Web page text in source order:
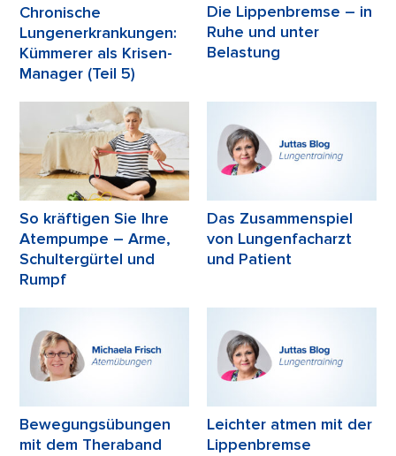
Chronische
Lungenerkrankungen:
Kümmerer als Krisen-
Manager (Teil 5)
Die Lippenbremse – in
Ruhe und unter
Belastung
So kräftigen Sie Ihre
Atempumpe – Arme,
Schultergürtel und
Rumpf
Das Zusammenspiel
von Lungenfacharzt
und Patient
Bewegungsübungen
mit dem Theraband
Leichter atmen mit der
Lippenbremse